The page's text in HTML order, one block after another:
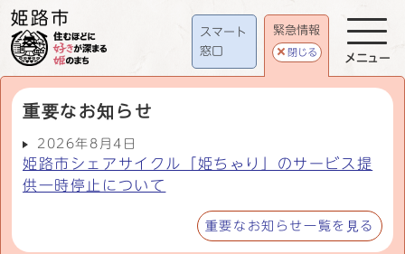
スマート
窓口
緊急情報
閉じる
重要なお知らせ
2026年8月4日
姫路市シェアサイクル「姫ちゃり」のサービス提
供一時停止について
重要なお知らせ一覧を見る
メニュー